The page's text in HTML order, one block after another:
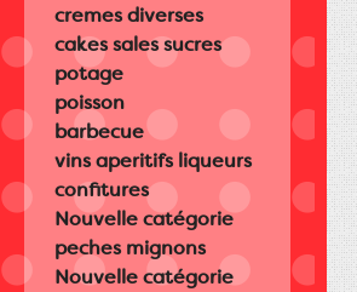
cremes diverses
cakes sales sucres
potage
poisson
barbecue
vins aperitifs liqueurs
confitures
Nouvelle catégorie
peches mignons
Nouvelle catégorie